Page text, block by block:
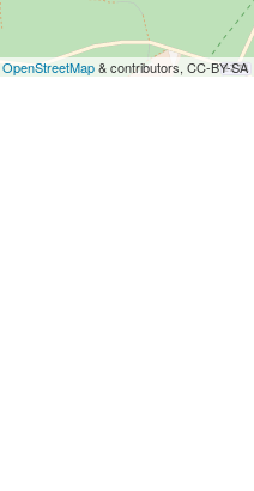
OpenStreetMap& contributors, CC-BY-SA